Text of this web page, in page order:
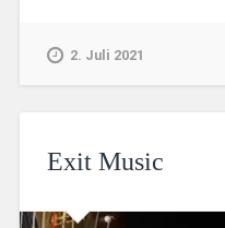
2. Juli 2021
Exit Music